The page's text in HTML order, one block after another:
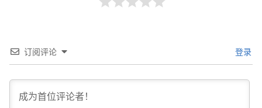
订阅评论 登录